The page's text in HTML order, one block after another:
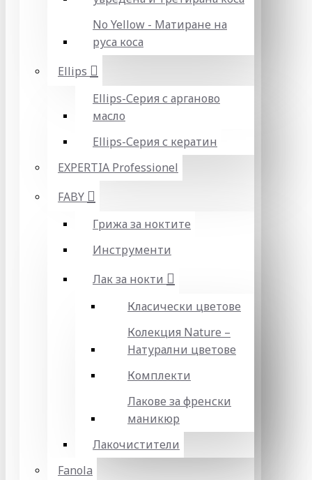
No Yellow - Матиране на
руса коса
Ellips
Ellips-Серия с арганово
масло
Ellips-Серия с кератин
EXPERTIA Professionel
FABY
Грижа за ноктите
Инструменти
Лак за нокти
Класически цветове
Колекция Nature –
Натурални цветове
Комплекти
Лакове за френски
маникюр
Лакочистители
Fanola